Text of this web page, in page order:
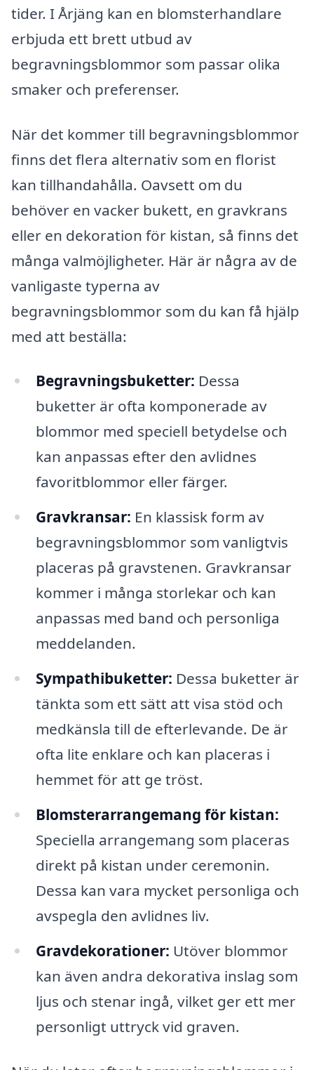
tider. I Årjäng kan en blomsterhandlare
erbjuda ett brett utbud av
begravningsblommor som passar olika
smaker och preferenser.
När det kommer till begravningsblommor
finns det flera alternativ som en florist
kan tillhandahålla. Oavsett om du
behöver en vacker bukett, en gravkrans
eller en dekoration för kistan, så finns det
många valmöjligheter. Här är några av de
vanligaste typerna av
begravningsblommor som du kan få hjälp
med att beställa:
Begravningsbuketter: Dessa
buketter är ofta komponerade av
blommor med speciell betydelse och
kan anpassas efter den avlidnes
favoritblommor eller färger.
Gravkransar: En klassisk form av
begravningsblommor som vanligtvis
placeras på gravstenen. Gravkransar
kommer i många storlekar och kan
anpassas med band och personliga
meddelanden.
Sympathibuketter: Dessa buketter är
tänkta som ett sätt att visa stöd och
medkänsla till de efterlevande. De är
ofta lite enklare och kan placeras i
hemmet för att ge tröst.
Blomsterarrangemang för kistan:
Speciella arrangemang som placeras
direkt på kistan under ceremonin.
Dessa kan vara mycket personliga och
avspegla den avlidnes liv.
Gravdekorationer: Utöver blommor
kan även andra dekorativa inslag som
ljus och stenar ingå, vilket ger ett mer
personligt uttryck vid graven.